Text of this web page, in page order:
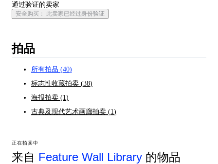
通过验证的卖家
安全购买： 此卖家已经过身份验证
拍品
所有拍品 (40)
标志性收藏拍卖 (38)
海报拍卖 (1)
古典及现代艺术画廊拍卖 (1)
正在拍卖中
来自 Feature Wall Library 的物品